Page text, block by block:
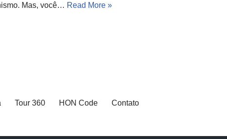
Mas, você… Read More »
Tour 360 HON Code Contato